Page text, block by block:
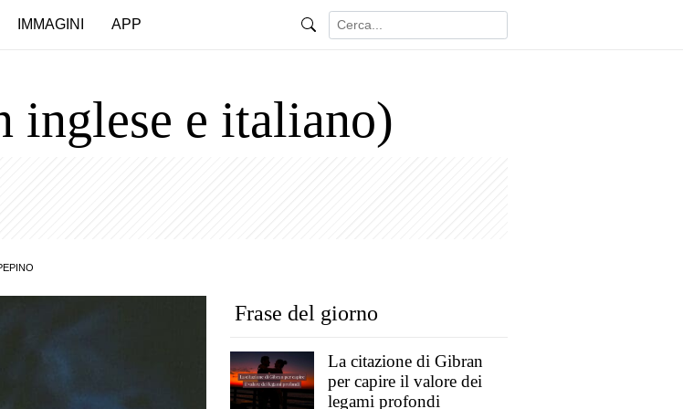
IMMAGINI APP
inglese e italiano)
Frase del giorno
La citazione di Gibran
per capire il valore dei
legami profondi